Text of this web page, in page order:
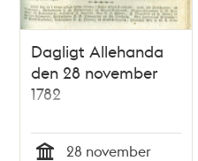
Dagligt Allehanda
den 28 november
1782
28 november